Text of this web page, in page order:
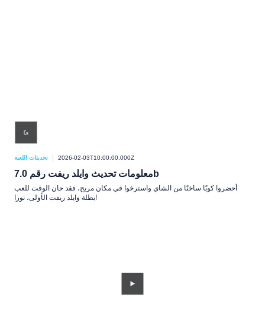
تحديثات اللعبة 2026-02-03T10:00:00.000Z
معلومات تحديث وايلد ريفت رقم 7.0b
أحضروا كوبًا ساخنًا من الشاي واسترخوا في مكان مريح، فقد حان الوقت للعب
بطلة وايلد ريفت الأولى، نورا!